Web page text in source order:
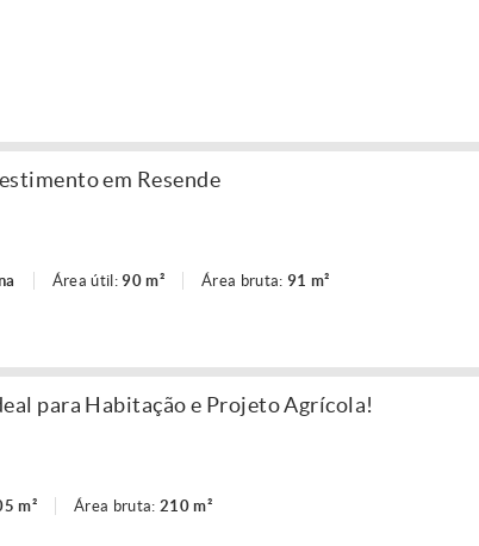
em Resende
Área útil: 90 m² Área bruta: 91 m²
para Habitação e Projeto Agrícola!
m² Área bruta: 210 m²